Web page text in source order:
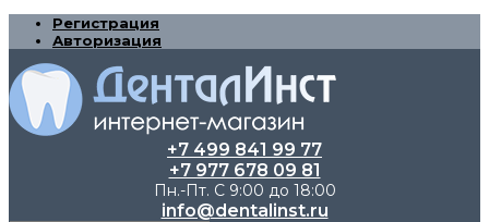
Регистрация
Авторизация
+7 499 841 99 77
+7 977 678 09 81
Пн.-Пт. С 9:00 до 18:00
info@dentalinst.ru